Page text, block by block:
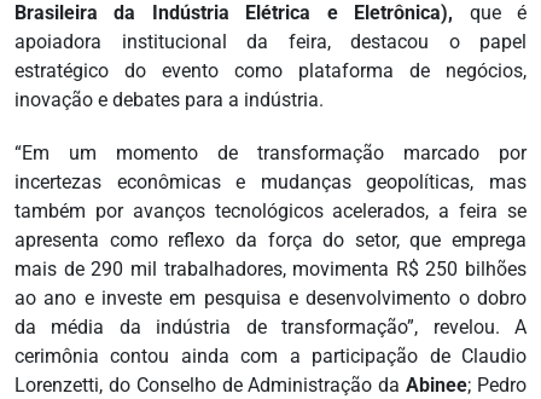
Brasileira da Indústria Elétrica e Eletrônica), que é
apoiadora institucional da feira, destacou o papel
estratégico do evento como plataforma de negócios,
inovação e debates para a indústria.
“Em um momento de transformação marcado por
incertezas econômicas e mudanças geopolíticas, mas
também por avanços tecnológicos acelerados, a feira se
apresenta como reflexo da força do setor, que emprega
mais de 290 mil trabalhadores, movimenta R$ 250 bilhões
ao ano e investe em pesquisa e desenvolvimento o dobro
da média da indústria de transformação”, revelou. A
cerimônia contou ainda com a participação de Claudio
Lorenzetti, do Conselho de Administração da Abinee; Pedro